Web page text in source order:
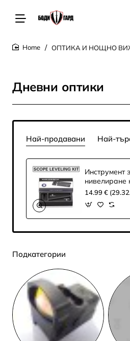
ОПТИКА И НОЩНО
Дневни оптики
Най-продавани Най-
Инструмент
нивелиране
оптики
Optics
14.99 €
Подкатегории